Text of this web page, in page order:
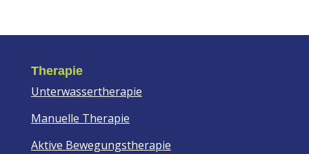
Therapie
Unterwassertherapie
Manuelle Therapie
Aktive Bewegungstherapie